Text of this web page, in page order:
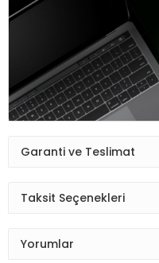
Garanti ve Teslimat
Taksit Seçenekleri
Yorumlar